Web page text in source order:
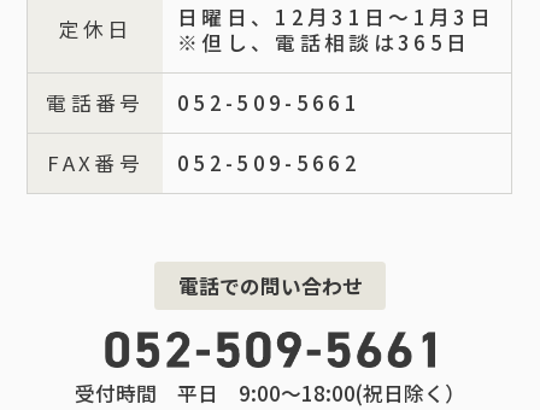
定休日
日曜日、12月31日～1月3日
※但し、電話相談は365日
電話番号 052-509-5661
FAX番号 052-509-5662
電話での問い合わせ
受付時間 平日 9:00～18:00(祝日除く）